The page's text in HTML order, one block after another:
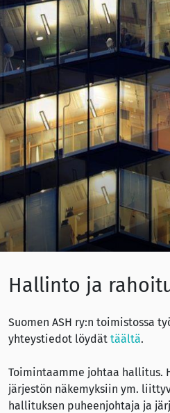
Hallinto ja
Suomen ASH ry:n toimistossa
yhteystiedot löydät täältä.
Toimintaamme johtaa hallitus.
järjestön näkemyksiin ym.
hallituksen puheenjohtaja ja